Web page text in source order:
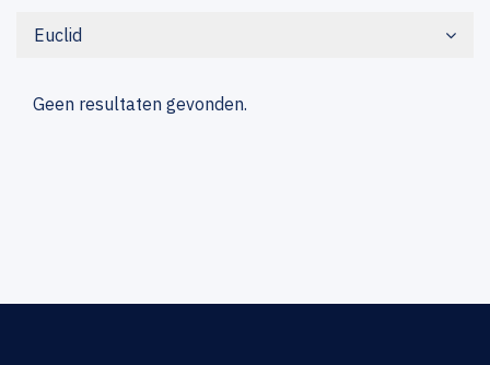
Euclid
Geen resultaten gevonden.